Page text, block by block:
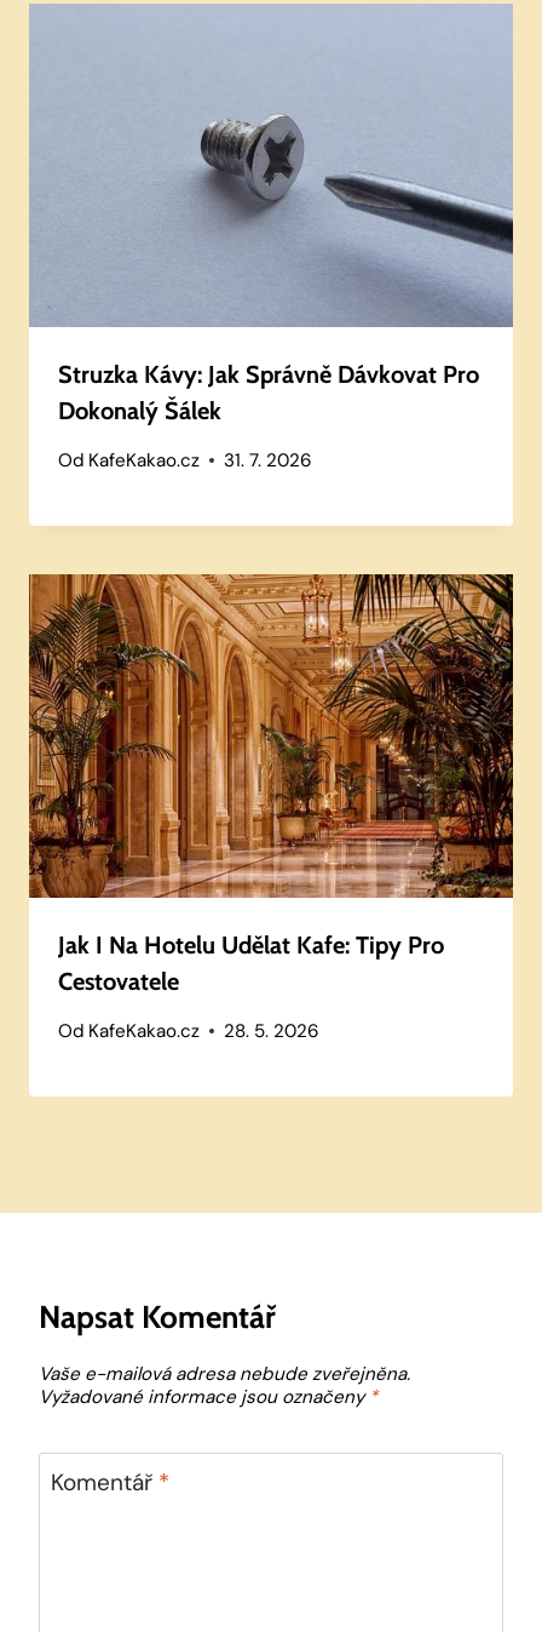
Struzka Kávy: Jak Správně Dávkovat Pro
Dokonalý Šálek
Od KafeKakao.cz 31. 7. 2026
Jak I Na Hotelu Udělat Kafe: Tipy Pro
Cestovatele
Od KafeKakao.cz 28. 5. 2026
Napsat Komentář
Vaše e-mailová adresa nebude zveřejněna.
Vyžadované informace jsou označeny *
Komentář *